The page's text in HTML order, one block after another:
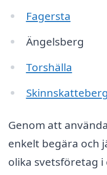
Fagersta
Ängelsberg
Torshälla
Skinnskatteberg
Genom att
enkelt begära och
olika svetsföretag i